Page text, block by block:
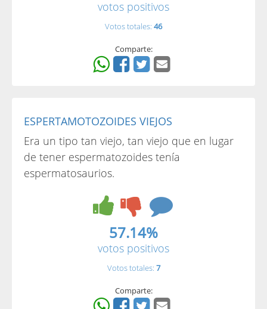
votos positivos
Votos totales: 46
Comparte:
ESPERTAMOTOZOIDES VIEJOS
Era un tipo tan viejo, tan viejo que en lugar
de tener espermatozoides tenía
espermatosaurios.
57.14%
votos positivos
Votos totales: 7
Comparte: